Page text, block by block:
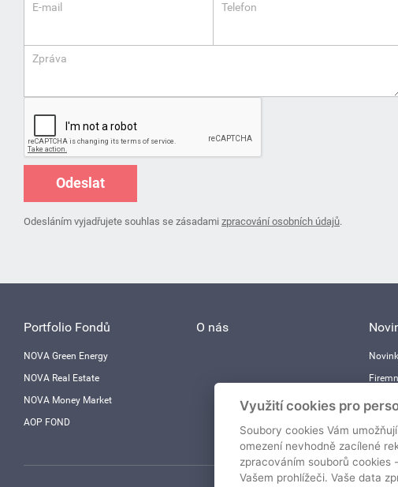
E-mail Telefon
Zpráva
Odeslat
Odesláním vyjadřujete souhlas se zásadami zpracování osobních údajů.
Portfolio Fondů
NOVA Green Energy
NOVA Real Estate
NOVA Money Market
AOP FOND
O nás
Využití cookies pro
Soubory cookies Vám
omezení nevhodně zacílené
zpracováním souborů cookies
Vašem prohlížeči. Vaše data